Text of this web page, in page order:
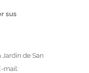
sus
Jardín de San
mail: